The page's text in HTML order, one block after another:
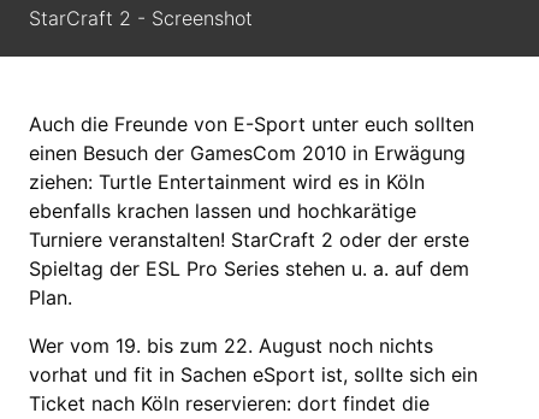
StarCraft 2 - Screenshot
Auch die Freunde von E-Sport unter euch sollten
einen Besuch der GamesCom 2010 in Erwägung
ziehen: Turtle Entertainment wird es in Köln
ebenfalls krachen lassen und hochkarätige
Turniere veranstalten! StarCraft 2 oder der erste
Spieltag der ESL Pro Series stehen u. a. auf dem
Plan.
Wer vom 19. bis zum 22. August noch nichts
vorhat und fit in Sachen eSport ist, sollte sich ein
Ticket nach Köln reservieren: dort findet die